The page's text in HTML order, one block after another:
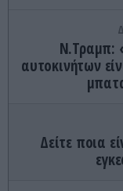
Ν.Τραμπ:
αυτοκινήτων
Δείτε ποια